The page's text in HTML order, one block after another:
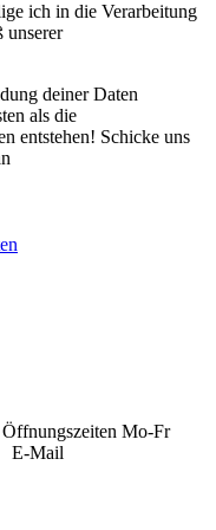
ich in die Verarbeitung
unserer
deiner Daten
als die
entstehen! Schicke uns
Öffnungszeiten Mo-Fr
E-Mail